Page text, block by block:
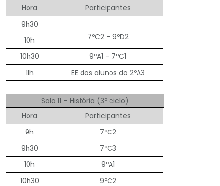
Hora
Participantes
9h30
7ºC2 – 9ºD2
10h
10h30
9ºA1 – 7ºC1
11h
EE dos alunos do 2ºA3
Sala 11 – História (3º ciclo)
Hora
Participantes
9h
7ºC2
9h30
7ºC3
10h
9ºA1
10h30
9ºC2